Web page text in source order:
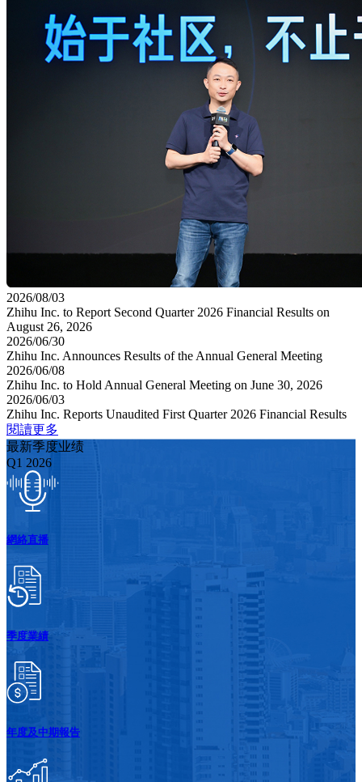
2026/08/03
Zhihu Inc. to Report Second Quarter 2026 Financial Results on
August 26, 2026
2026/06/30
Zhihu Inc. Announces Results of the Annual General Meeting
2026/06/08
Zhihu Inc. to Hold Annual General Meeting on June 30, 2026
2026/06/03
Zhihu Inc. Reports Unaudited First Quarter 2026 Financial Results
閱讀更多
最新季度业绩
Q1 2026
網絡直播
季度業績
年度及中期報告